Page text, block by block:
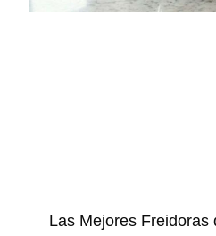
Las Mejores Freidoras